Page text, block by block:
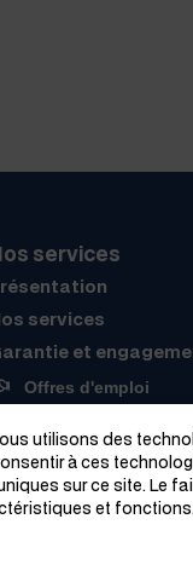
utilisons des
à ces
sur ce site. Le
et fonctions.
services
services
et
Offres d'emploi